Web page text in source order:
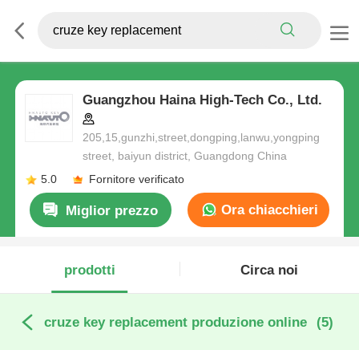
Guangzhou Haina High-Tech Co., Ltd.
205,15,gunzhi,street,dongping,lanwu,yongping
street, baiyun district, Guangdong China
5.0
Fornitore verificato
Miglior prezzo Ora chiacchieri
prodotti Circa noi
cruze key replacement produzione online (5)